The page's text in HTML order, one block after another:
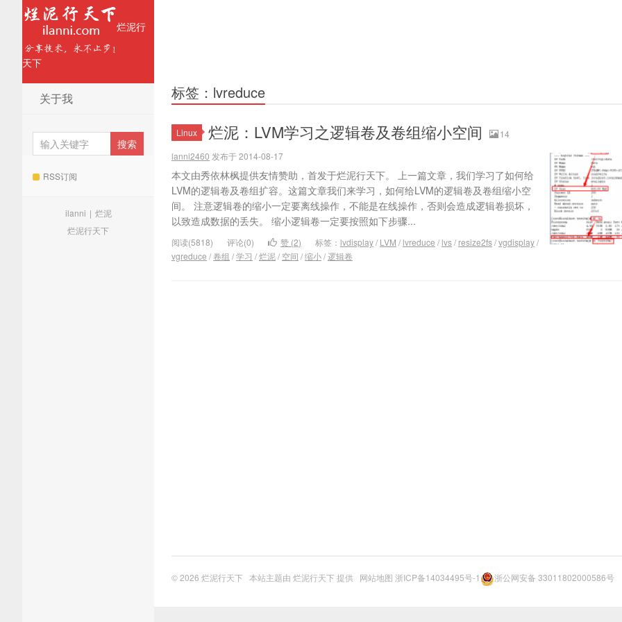
烂泥行
天下
关于我
RSS订阅
ilanni | 烂泥
烂泥行天下
标签：lvreduce
Linux 烂泥：LVM学习之逻辑卷及卷组缩小空间
14
lanni2460 发布于 2014-08-17
本文由秀依林枫提供友情赞助，首发于烂泥行天下。 上一篇文章，我们学习了如何给
LVM的逻辑卷及卷组扩容。这篇文章我们来学习，如何给LVM的逻辑卷及卷组缩小空
间。 注意逻辑卷的缩小一定要离线操作，不能是在线操作，否则会造成逻辑卷损坏，
以致造成数据的丢失。 缩小逻辑卷一定要按照如下步骤...
阅读(5818) 评论(0) 赞 (2) 标签： lvdisplay/ LVM / lvreduce / lvs/ resize2fs/vgdisplay/
vgreduce /卷组 /学习 /烂泥/ 空间 /缩小/逻辑卷
© 2026 烂泥行天下 本站主题由 烂泥行天下提供 网站地图 浙ICP备14034495号-1 浙公网安备 33011802000586号